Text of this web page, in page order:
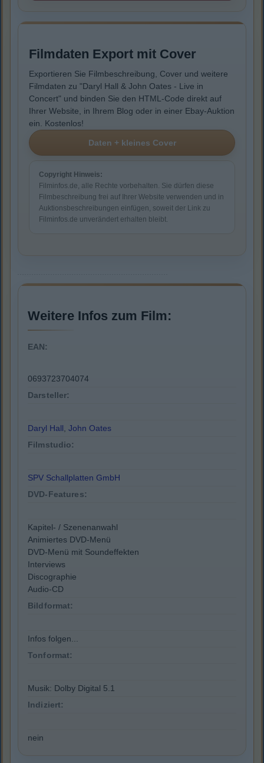
Filmdaten Export mit Cover
Exportieren Sie Filmbeschreibung, Cover und weitere
Filmdaten zu "Daryl Hall & John Oates - Live in
Concert" und binden Sie den HTML-Code direkt auf
Ihrer Website, in Ihrem Blog oder in einer Ebay-Auktion
ein. Kostenlos!
Copyright Hinweis:
Filminfos.de, alle Rechte vorbehalten. Sie dürfen diese
Filmbeschreibung frei auf Ihrer Website verwenden und in
Auktionsbeschreibungen einfügen, soweit der Link zu
Filminfos.de unverändert erhalten bleibt.
Weitere Infos zum Film:
EAN:
0693723704074
Darsteller:
Daryl Hall, John Oates
Filmstudio:
SPV Schallplatten GmbH
DVD-Features:
Kapitel- / Szenenanwahl
Animiertes DVD-Menü
DVD-Menü mit Soundeffekten
Interviews
Discographie
Audio-CD
Bildformat:
Infos folgen...
Tonformat:
Musik: Dolby Digital 5.1
Indiziert:
nein